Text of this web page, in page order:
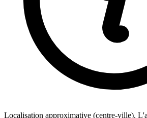
Localisation approximative (centre-ville).